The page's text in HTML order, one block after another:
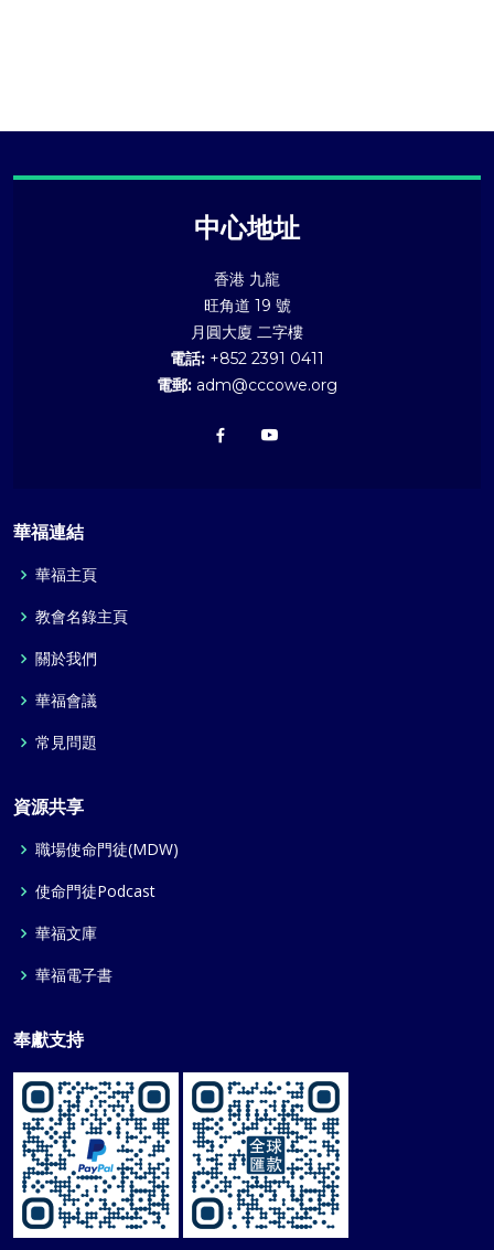
中心地址
香港 九龍
旺角道 19 號
月圓大廈 二字樓
電話: +852 2391 0411
電郵: adm@cccowe.org
華福連結
華福主頁
教會名錄主頁
關於我們
華福會議
常見問題
資源共享
職場使命門徒(MDW)
使命門徒Podcast
華福文庫
華福電子書
奉獻支持